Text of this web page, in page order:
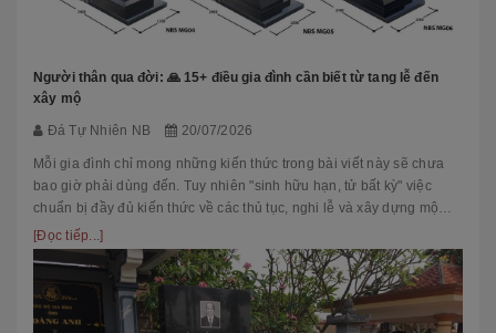
Người thân qua đời: 🙏 15+ điều gia đình cần biết từ tang lễ đến
xây mộ
Đá Tự Nhiên NB 20/07/2026
Mỗi gia đình chỉ mong những kiến thức trong bài viết này sẽ chưa
bao giờ phải dùng đến. Tuy nhiên "sinh hữu hạn, tử bất kỳ" việc
chuẩn bị đầy đủ kiến thức về các thủ tục, nghi lễ và xây dựng mộ
phầ...
[Đọc tiếp...]